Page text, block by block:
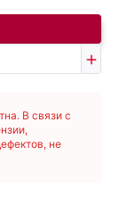
В связи с
не